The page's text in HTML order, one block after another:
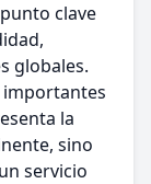
clave
globales.
importantes
la
sino
servicio